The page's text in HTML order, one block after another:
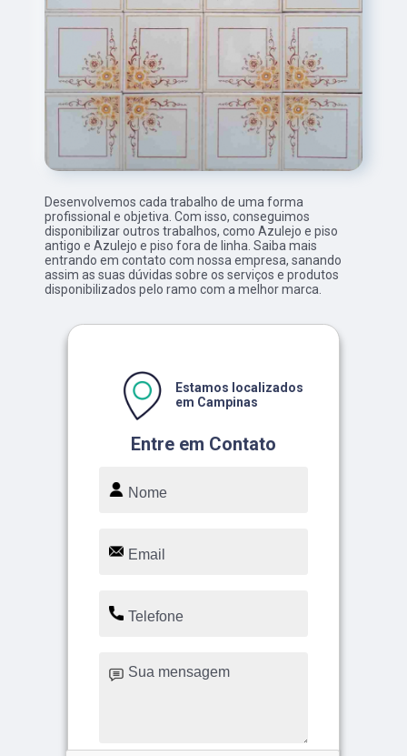
Desenvolvemos cada trabalho de uma forma
profissional e objetiva. Com isso, conseguimos
disponibilizar outros trabalhos, como Azulejo e piso
antigo e Azulejo e piso fora de linha. Saiba mais
entrando em contato com nossa empresa, sanando
assim as suas dúvidas sobre os serviços e produtos
disponibilizados pelo ramo com a melhor marca.
Entre em Contato
Estamos localizados
em Campinas